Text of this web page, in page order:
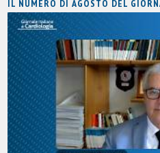
IL NUMERO DI AGOSTO DEL